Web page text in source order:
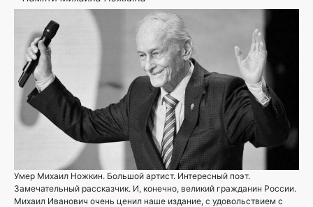
Умер Михаил Ножкин. Большой артист. Интересный поэт.
Замечательный рассказчик. И, конечно, великий гражданин России.
Михаил Иванович очень ценил наше издание, с удовольствием с